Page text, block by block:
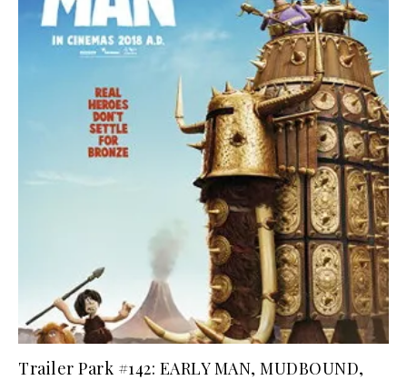
Trailer Park #142: EARLY MAN, MUDBOUND,